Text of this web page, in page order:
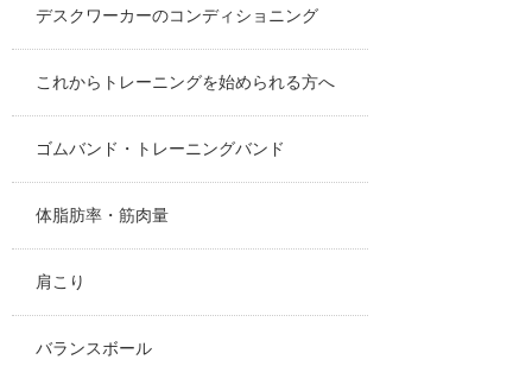
デスクワーカーのコンディショニング
これからトレーニングを始められる方へ
ゴムバンド・トレーニングバンド
体脂肪率・筋肉量
肩こり
バランスボール